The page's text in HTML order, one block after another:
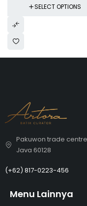
SELECT OPTIONS
Pakuwon trade centre,
Java 60128
(+62) 817-0223-456
Menu Lainnya